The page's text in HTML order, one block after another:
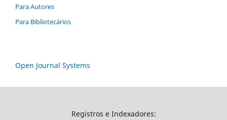
Para Autores
Para Bibliotecários
Open Journal Systems
Registros e Indexadores: